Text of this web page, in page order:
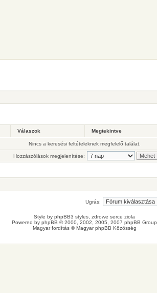
Válaszok Megtekintve
Nincs a keresési feltételeknek megfelelő találat.
Hozzászólások megjelenítése:
Ugrás:
Style by phpBB3 styles , zdrowe serce ziola
Powered by phpBB © 2000, 2002, 2005, 2007 phpBB Group
Magyar fordítás ©Magyar phpBB Közösség